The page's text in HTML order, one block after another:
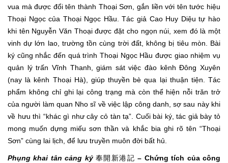
vua mà được đổi tên thành Thoại Sơn, gắn liền với tên tước hiệu
Thoại Ngọc của Thoại Ngọc Hầu. Tác giả Cao Huy Diệu tự hào
khi tên Nguyễn Văn Thoại được đặt cho ngọn núi, xem đó là một
vinh dự lớn lao, trường tồn cùng trời đất, không bị tiêu mòn. Bài
ký cũng nhắc đến quá trình Thoại Ngọc Hầu được giao nhiệm vụ
quản lý trấn Vĩnh Thanh, giám sát việc đào kênh Đông Xuyên
(nay là kênh Thoại Hà), giúp thuyền bè qua lại thuận tiện. Tác
phẩm không chỉ ghi lại công trạng mà còn thể hiện nỗi trăn trở
của người làm quan Nho sĩ về việc lập công danh, sợ sau này khi
về hưu thì “khác gì như cây cỏ tàn tạ”. Cuối bài ký, tác giả bày tỏ
mong muốn dựng miếu sơn thần và khắc bia ghi rõ tên “Thoại
Sơn” cùng lai lịch, để lưu truyền muôn đời bất hủ.
Phụng khai tân cảng ký奉開新港記– Chứng tích của công